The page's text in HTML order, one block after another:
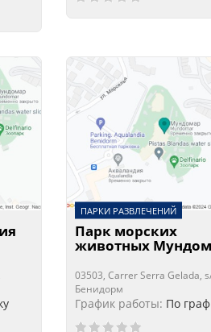
ПАРКИ РАЗВЛЕЧЕНИЙ
Парк морских
животных
03503, Carrer Serra Gelada,
Бенидорм
График работы: По